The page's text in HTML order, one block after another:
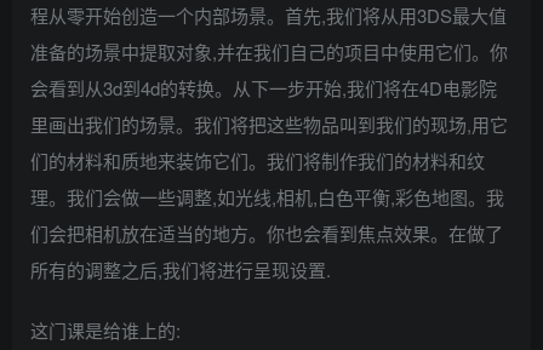
程从零开始创造一个内部场景。首先,我们将从用3DS最大值
准备的场景中提取对象,并在我们自己的项目中使用它们。你
会看到从3d到4d的转换。从下一步开始,我们将在4D电影院
里画出我们的场景。我们将把这些物品叫到我们的现场,用它
们的材料和质地来装饰它们。我们将制作我们的材料和纹
理。我们会做一些调整,如光线,相机,白色平衡,彩色地图。我
们会把相机放在适当的地方。你也会看到焦点效果。在做了
所有的调整之后,我们将进行呈现设置.
这门课是给谁上的: